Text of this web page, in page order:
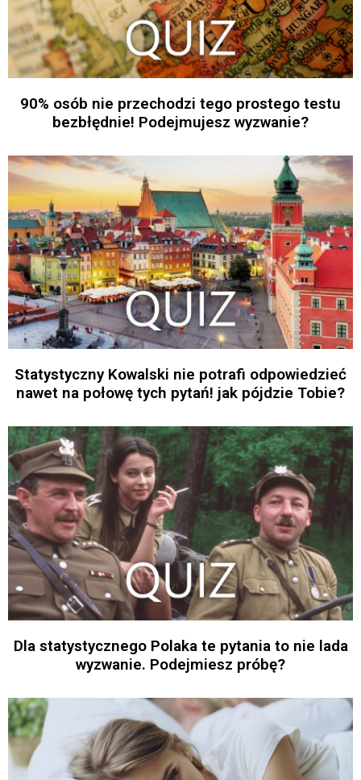
90% osób nie przechodzi tego prostego testu
bezbłędnie! Podejmujesz wyzwanie?
Statystyczny Kowalski nie potrafi odpowiedzieć
nawet na połowę tych pytań! jak pójdzie Tobie?
Dla statystycznego Polaka te pytania to nie lada
wyzwanie. Podejmiesz próbę?